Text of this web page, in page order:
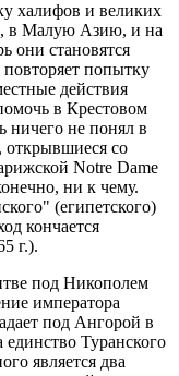
халифов и великих
в Малую Азию, и на
они становятся
попытку
действия
в Крестовом
ничего не понял в
открывшиеся со
Notre Dame
ни к чему.
(египетского)
кончается
г.).
под Никополем
императора
под Ангорой в
Туранского
является два